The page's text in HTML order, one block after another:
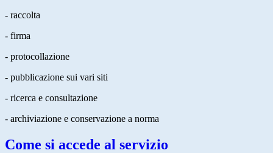
- raccolta
- firma
- protocollazione
- pubblicazione sui vari siti
- ricerca e consultazione
- archiviazione e conservazione a norma
Come si accede al servizio